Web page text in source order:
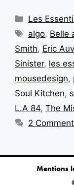
Les
algo, Belle
Smith, Eric Auv
Sinister, les
mousedesign,
Soul Kitchen,
L.A 84, The
2
Mentions